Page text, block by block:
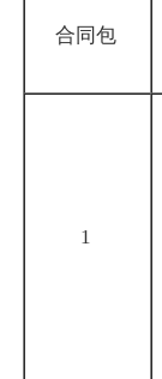
合同包
1